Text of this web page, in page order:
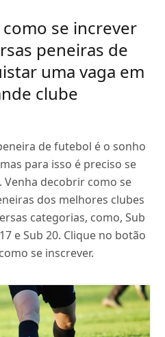
se increver
peneiras de
uma vaga em
clube
de futebol é o sonho
para isso é preciso se
Venha decobrir como se
dos melhores clubes
categorias, como, Sub
e Sub 20. Clique no botão
se inscrever.